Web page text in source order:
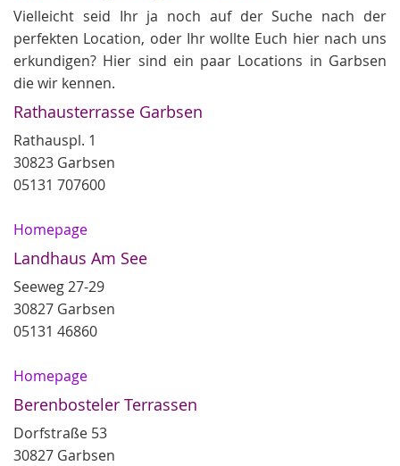
Vielleicht seid Ihr ja noch auf der Suche nach der
perfekten Location, oder Ihr wollte Euch hier nach uns
erkundigen? Hier sind ein paar Locations in Garbsen
die wir kennen.
Rathausterrasse Garbsen
Rathauspl. 1
30823 Garbsen
05131 707600
Homepage
Landhaus Am See
Seeweg 27-29
30827 Garbsen
05131 46860
Homepage
Berenbosteler Terrassen
Dorfstraße 53
30827 Garbsen